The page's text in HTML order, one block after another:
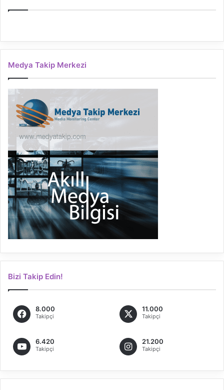
Medya Takip Merkezi
Bizi Takip Edin!
8.000
Takipçi
11.000
Takipçi
6.420
Takipçi
21.200
Takipçi